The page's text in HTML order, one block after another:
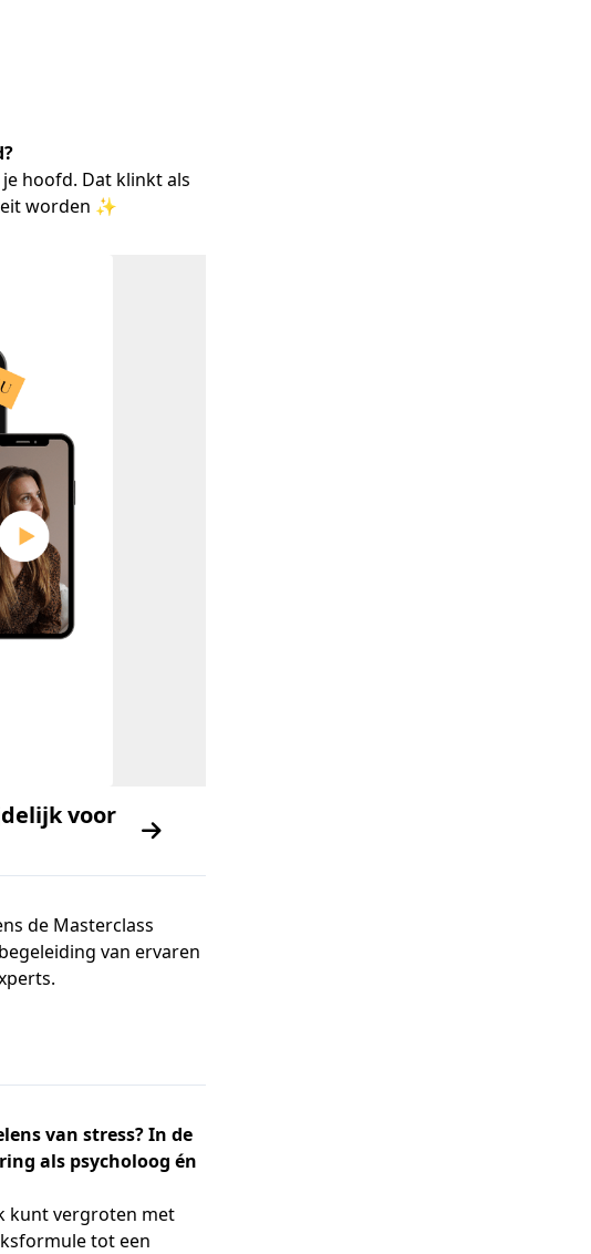
hoofd. Dat klinkt als
worden ✨
voor
de Masterclass
van ervaren
van stress? In de
als psycholoog én
kunt vergroten met
tot een